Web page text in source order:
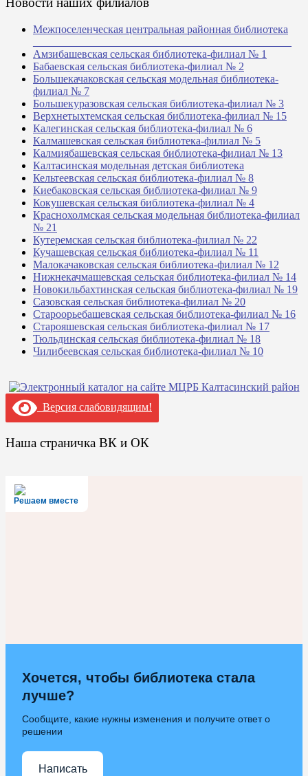
Межпоселенческая центральная районная библиотека
Амзибашевская сельская библиотека-филиал № 1
Бабаевская сельская библиотека-филиал № 2
Большекачаковская сельская модельная библиотека-
филиал № 7
Большекуразовская сельская библиотека-филиал № 3
Верхнетыхтемская сельская библиотека-филиал № 15
Калегинская сельская библиотека-филиал № 6
Калмашевская сельская библиотека-филиал № 5
Калмиябашевская сельская библиотека-филиал № 13
Калтасинская модельная детская библиотека
Кельтеевская сельская библиотека-филиал № 8
Киебаковская сельская библиотека-филиал № 9
Кокушевская сельская библиотека-филиал № 4
Краснохолмская сельская модельная библиотека-филиал
№ 21
Кутеремская сельская библиотека-филиал № 22
Кучашевская сельская библиотека-филиал № 11
Малокачаковская сельская библиотека-филиал № 12
Нижнекачмашевская сельская библиотека-филиал № 14
Новокильбахтинская сельская библиотека-филиал № 19
Сазовская сельская библиотека-филиал № 20
Староорьебашевская сельская библиотека-филиал № 16
Старояшевская сельская библиотека-филиал № 17
Тюльдинская сельская библиотека-филиал № 18
Чилибеевская сельская библиотека-филиал № 10
Версия слабовидящим!
Наша страничка ВК и ОК
Решаем вместе
Хочется, чтобы библиотека стала
лучше?
Сообщите, какие нужны изменения и получите ответ о
решении
Написать